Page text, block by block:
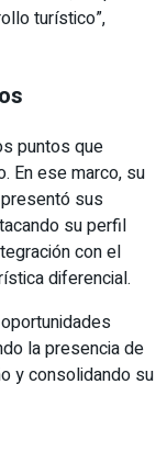
turístico”,
puntos que
En ese marco, su
sus
su perfil
con el
diferencial.
la presencia de
y consolidando su